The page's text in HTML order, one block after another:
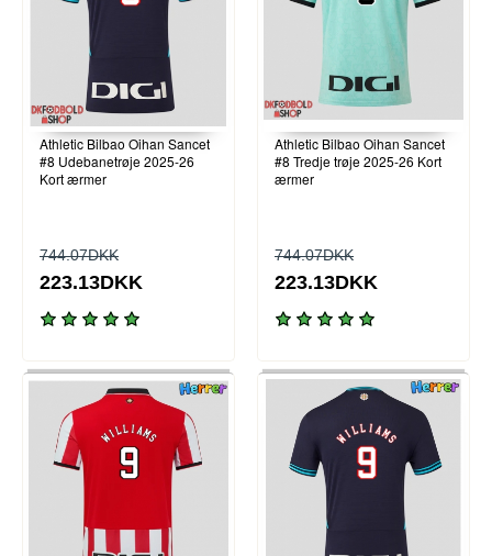
Athletic Bilbao Oihan Sancet
#8 Udebanetrøje 2025-26
Kort ærmer
744.07DKK
223.13DKK
Athletic Bilbao Oihan Sancet
#8 Tredje trøje 2025-26 Kort
ærmer
744.07DKK
223.13DKK